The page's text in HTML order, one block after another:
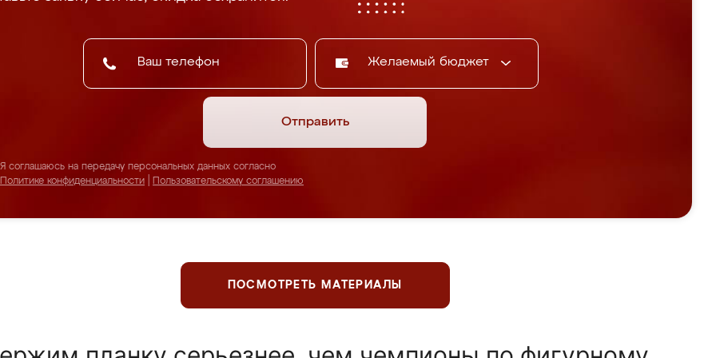
Желаемый бюджет
Отправить
Я соглашаюсь на передачу персональных данных согласно
Политике конфиденциальности
Пользовательскому соглашению
ПОСМОТРЕТЬ МАТЕРИАЛЫ